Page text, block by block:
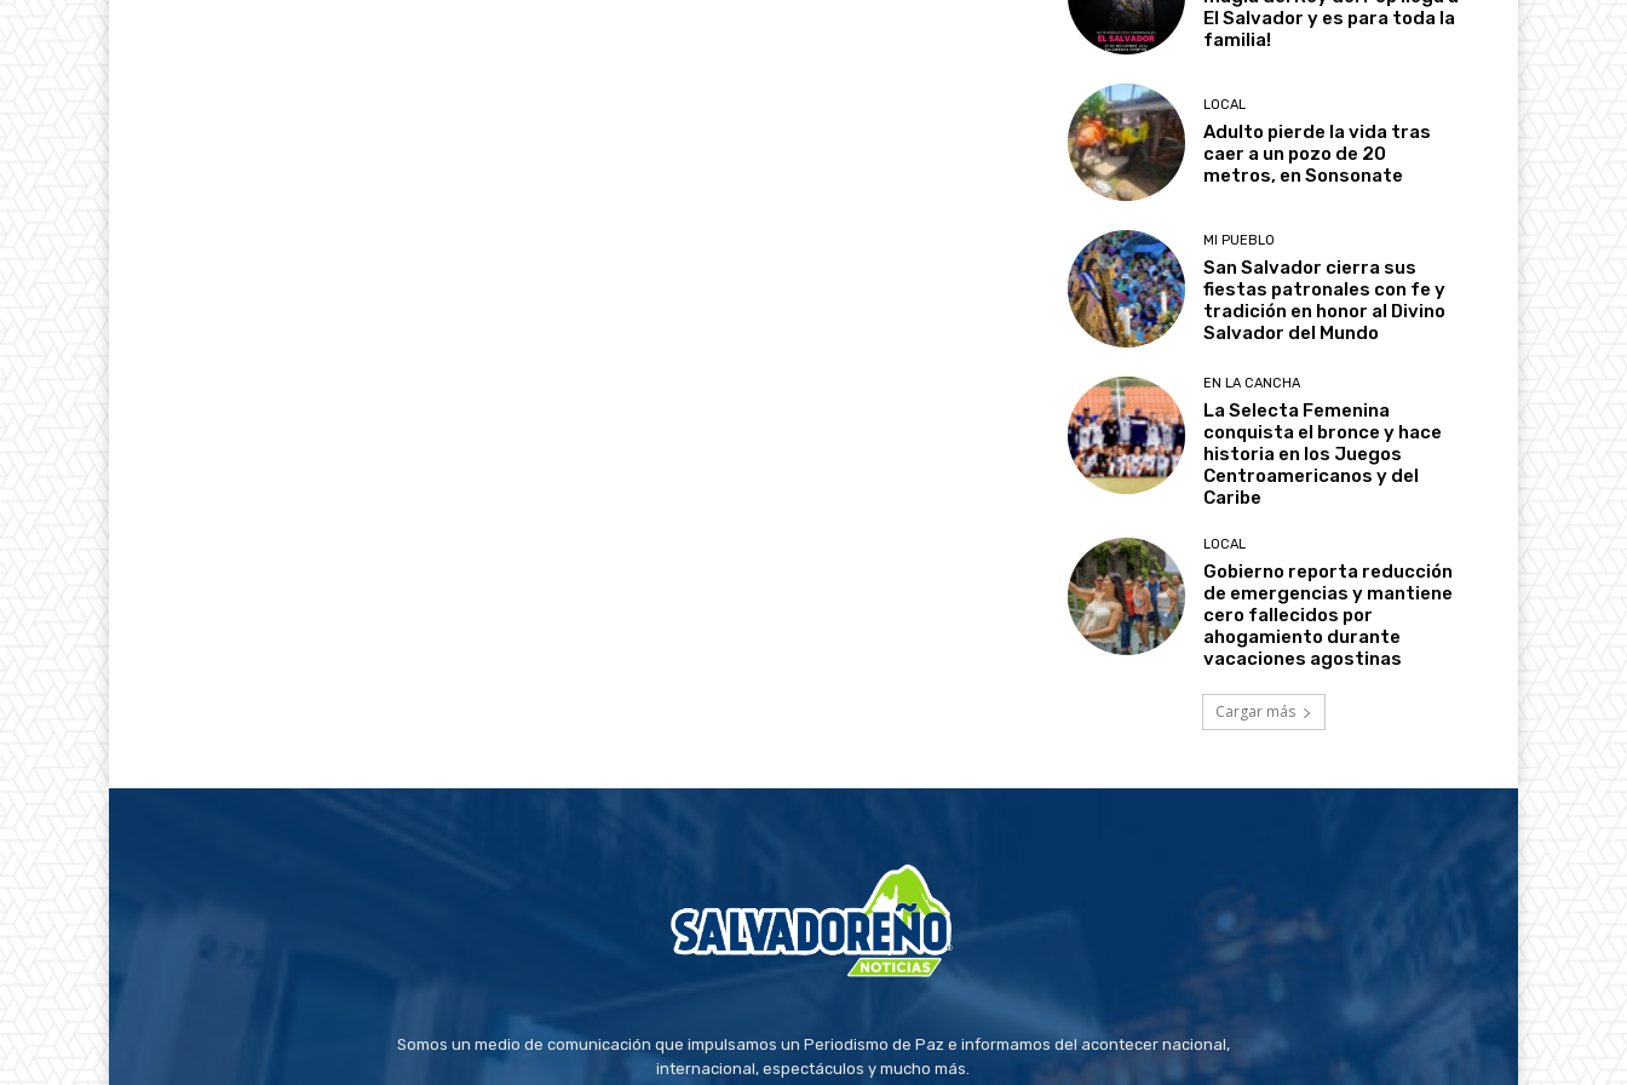
El Salvador y es para toda la
familia!
LOCAL
Adulto pierde la vida tras
caer a un pozo de 20
metros, en Sonsonate
MI PUEBLO
San Salvador cierra sus
fiestas patronales con fe y
tradición en honor al Divino
Salvador del Mundo
EN LA CANCHA
La Selecta Femenina
conquista el bronce y hace
historia en los Juegos
Centroamericanos y del
Caribe
LOCAL
Gobierno reporta reducción
de emergencias y mantiene
cero fallecidos por
ahogamiento durante
vacaciones agostinas
Cargar más
Somos un medio de comunicación que impulsamos un Periodismo de Paz e informamos del acontecer nacional,
internacional, espectáculos y mucho más.